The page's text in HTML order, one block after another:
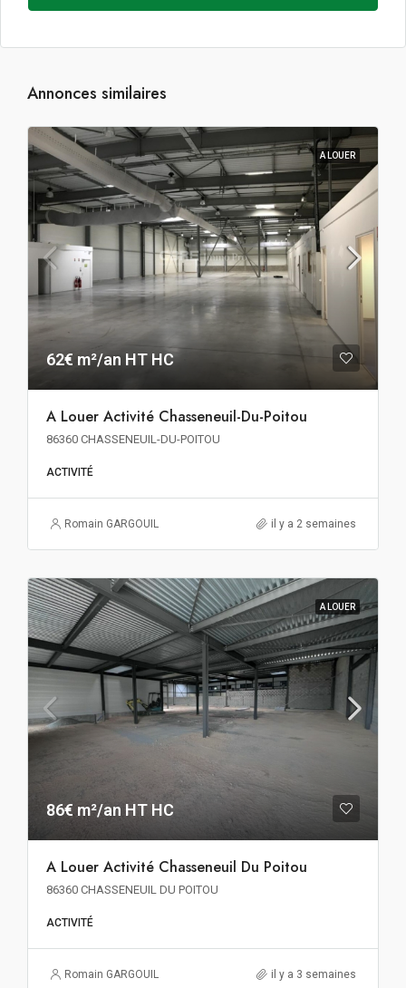
Annonces similaires
A LOUER
62€ m²/an HT HC
A Louer Activité Chasseneuil-Du-Poitou
86360 CHASSENEUIL-DU-POITOU
ACTIVITÉ
Romain GARGOUIL il y a 2 semaines
A LOUER
86€ m²/an HT HC
A Louer Activité Chasseneuil Du Poitou
86360 CHASSENEUIL DU POITOU
ACTIVITÉ
Romain GARGOUIL il y a 3 semaines